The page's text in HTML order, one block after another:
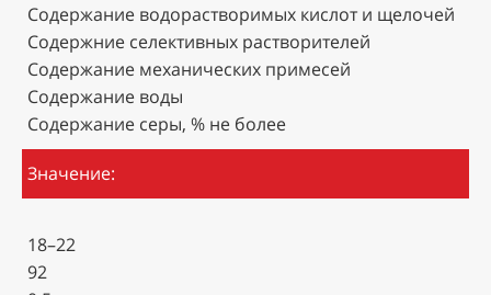
Содержание водорастворимых кислот и щелочей
Содержние селективных растворителей
Содержание механических примесей
Содержание воды
Содержание серы, % не более
Значение:
18–22
92